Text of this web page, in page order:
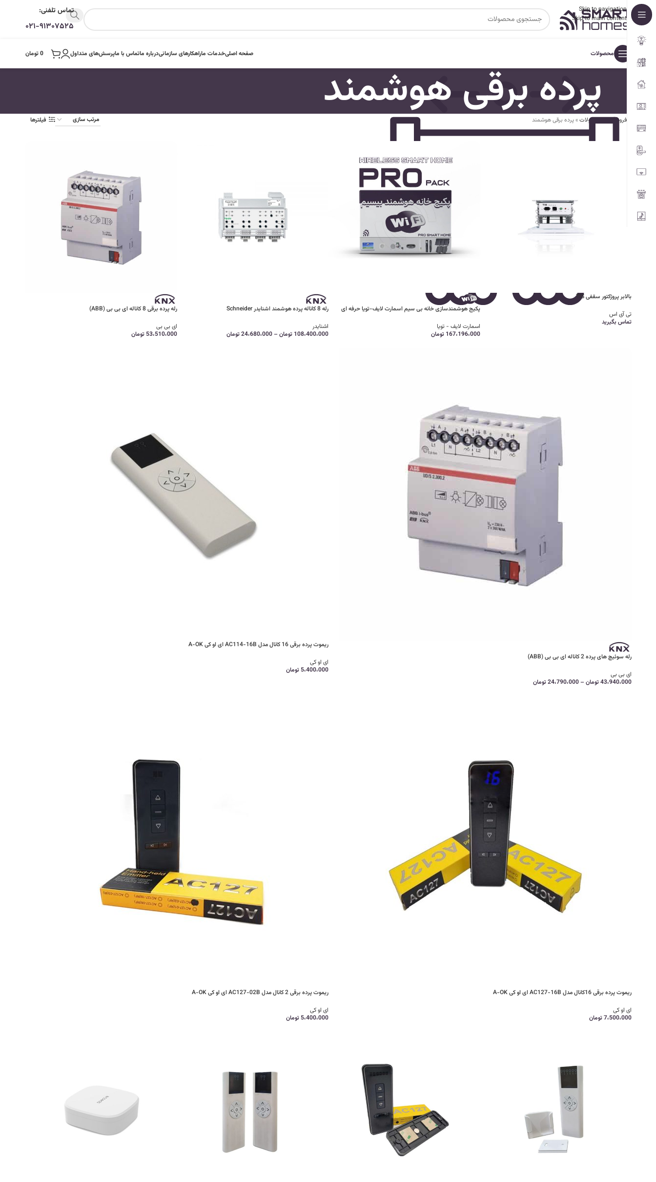
Skip to navigation
Skip to main content
تماس تلفنی:
۰۲۱-۹۱۳۰۷۵۲۵
محصولات صفحه اصلیخدمات ماراهکارهای سازمانیدرباره ماتماس با ماپرسش‌های متداول 0تومان
پرده برقی هوشمند فروشگاه»محصولات»پرده برقی هوشمند فیلترها
بالابر پروژکتور سقفی TIS
تی آی اس
تماس بگیرید
پکیج هوشمندسازی خانه بی سیم اسمارت لایف-تویا حرفه ای
اسمارت لایف - تویا
167،196،000 تومان
رله 8 کاناله پرده هوشمند اشنایدر Schneider
اشنایدر
108،400،000 تومان –24،680،000تومان
رله پرده برقی 8 کاناله ای بی بی (ABB)
ای بی بی
53،510،000تومان
رله سوئیچ های پرده 2 کاناله ای بی بی (ABB)
ای بی بی
43،940،000تومان –24،790،000تومان
ریموت پرده برقی 16 کانال مدل AC114-16B ای او کی A-OK
ای او کی
5،400،000تومان
ریموت پرده برقی 16کانال مدل AC127-16B ای او کی A-OK
ای او کی
7،500،000تومان
ریموت پرده برقی 2 کانال مدل AC127-02B ای او کی A-OK
ای او کی
5،400،000تومان